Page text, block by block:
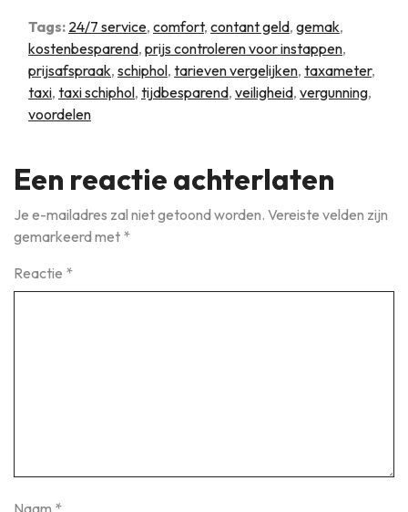
Tags: 24/7 service, comfort, contant geld, gemak,
kostenbesparend, prijs controleren voor instappen,
prijsafspraak, schiphol, tarieven vergelijken, taxameter,
taxi, taxi schiphol, tijdbesparend, veiligheid, vergunning,
voordelen
Een reactie achterlaten
Je e-mailadres zal niet getoond worden. Vereiste velden zijn
gemarkeerd met *
Reactie *
Naam *